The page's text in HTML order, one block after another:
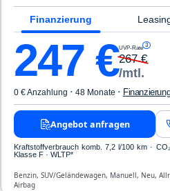
Finanzierung
247 €UVP-Rate 3
267€
/mtl.
0 € Anzahlung · 48 Monate ·
Angebot anfragen
Kraftstoffverbrauch komb. 7,2 l/100 km ·
Klasse F · WLTP*
Benzin, SUV/Geländewagen, Manuell, Neu,
Airbag